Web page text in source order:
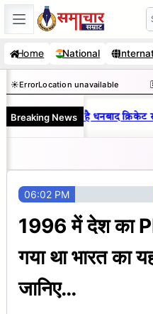
Skip
to
content
Home National
☀️ErrorLocation unavailable
Breaking News
राज : जानें क्यों है धनबाद क्रिकेट
06:02 PM
1996 में देश का
गया था भारत का
जानिए…